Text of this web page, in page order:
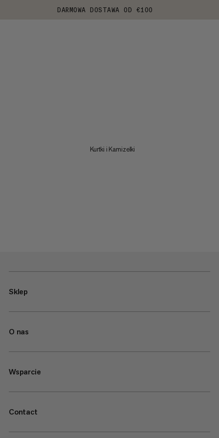
DARMOWA DOSTAWA OD €100
Kurtki i Kamizelki
Sklep
O nas
Wsparcie
Contact